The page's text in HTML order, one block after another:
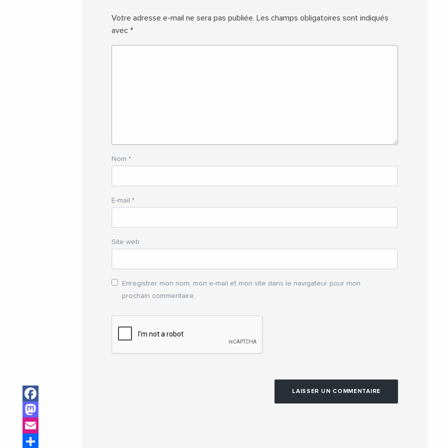
Votre adresse e-mail ne sera pas publiée. Les champs obligatoires sont indiqués
avec *
Nom*
E-mail*
Site web
Enregistrer mon nom, mon e-mail et mon site dans le navigateur pour mon
prochain commentaire.